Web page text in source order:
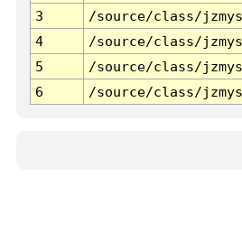
3
/source/class/
4
/source/class/
5
/source/class/
6
/source/class/